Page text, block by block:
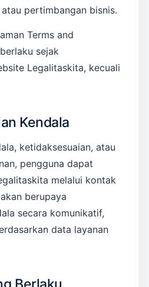
pertimbangan bisnis.
Terms and
sejak
Legalitaskita, kecuali
Kendala
ketidaksesuaian, atau
pengguna dapat
melalui kontak
berupaya
secara komunikatif,
data layanan